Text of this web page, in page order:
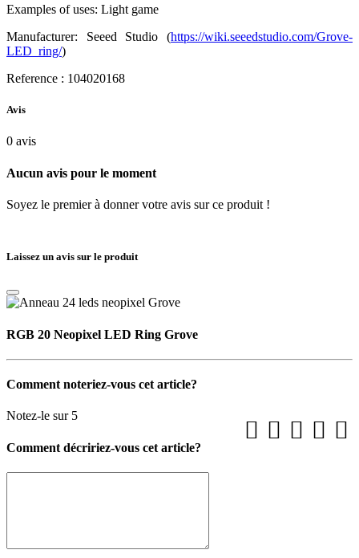
Examples of uses: Light game
Manufacturer: Seeed Studio (https://wiki.seeedstudio.com/Grove-
LED_ring/)
Reference : 104020168
Avis
0 avis
Aucun avis pour le moment
Soyez le premier à donner votre avis sur ce produit !
Laissez un avis sur le produit
RGB 20 Neopixel LED Ring Grove
Comment noteriez-vous cet article?
Notez-le sur 5
Comment décririez-vous cet article?